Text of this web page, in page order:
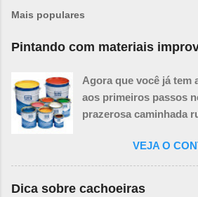
Mais populares
Pintando com materiais
Agora que você já tem
aos primeiros passos
prazerosa caminhada
coisas necessárias
quadro, porém
improvisadas.
VEJA O
Dica sobre cachoeiras